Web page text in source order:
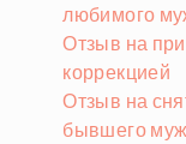
любимого
Отзыв на
коррекцией
Отзыв на
бывшего